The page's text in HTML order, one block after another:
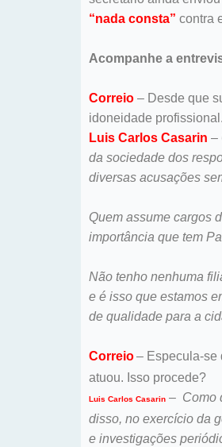
“nada consta” contra
Acompanhe a
Correio – Desde que
idoneidade
Luis Carlos Casarin –
da sociedade dos
diversas acusações
Quem assume cargos
importância que tem
Não tenho nenhuma
e é isso que estamos
de qualidade para a
Correio– Especula-se
atuou. Isso procede?
Luis Carlos Casarin – Como
disso, no exercício da
e investigações